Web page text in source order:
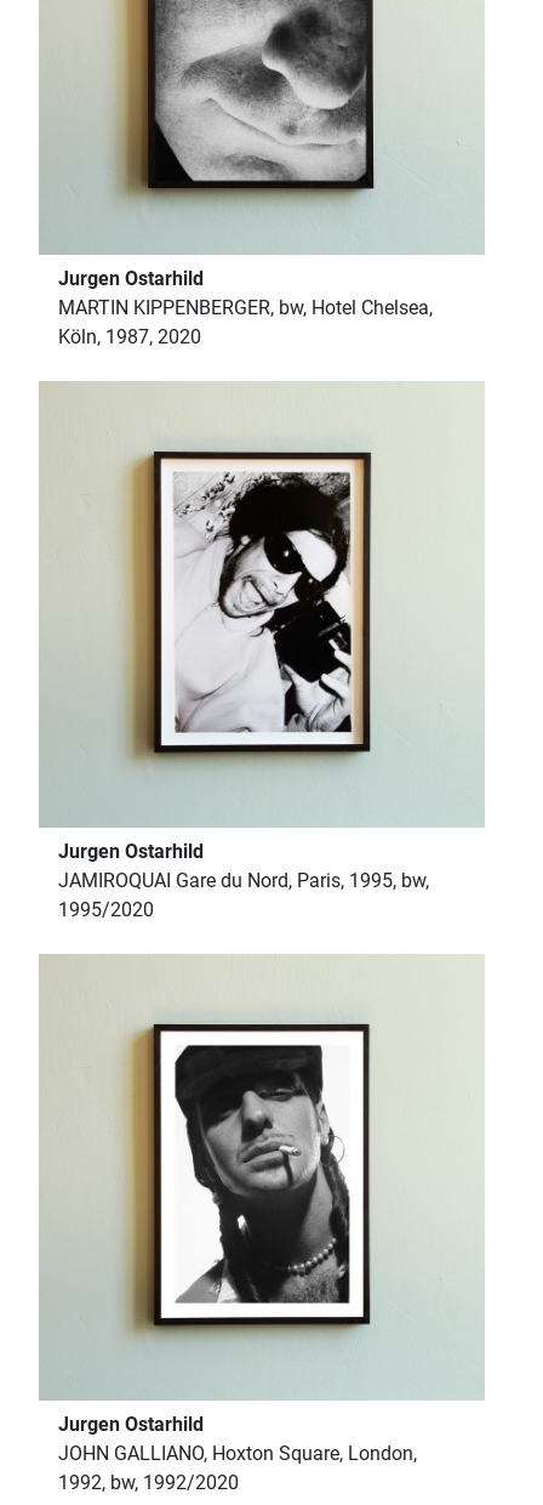
Jurgen Ostarhild
MARTIN KIPPENBERGER, bw, Hotel Chelsea,
Köln, 1987, 2020
Jurgen Ostarhild
JAMIROQUAI Gare du Nord, Paris, 1995, bw,
1995/2020
Jurgen Ostarhild
JOHN GALLIANO, Hoxton Square, London,
1992, bw, 1992/2020